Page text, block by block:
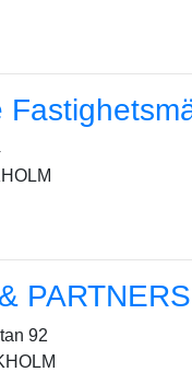
PARTNERS
92